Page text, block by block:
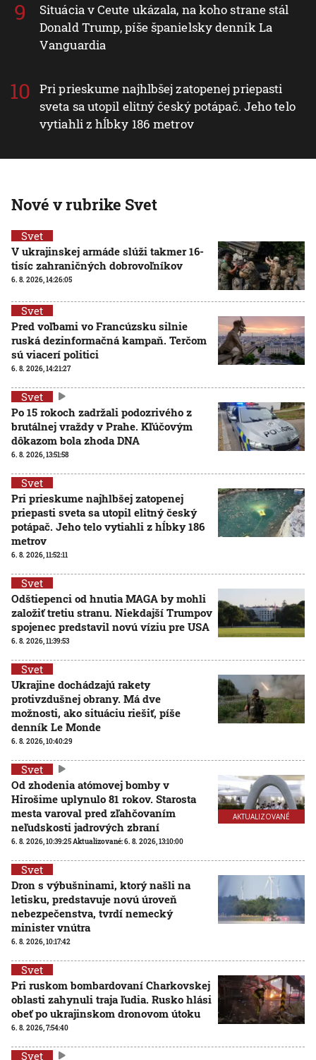
Situácia v Ceute ukázala, na koho strane stál
Donald Trump, píše španielsky denník La
Vanguardia
Pri prieskume najhlbšej zatopenej priepasti
sveta sa utopil elitný český potápač. Jeho telo
vytiahli z hĺbky 186 metrov
Nové v rubrike Svet
Svet
V ukrajinskej armáde slúži takmer 16-
tisíc zahraničných dobrovoľníkov
6. 8. 2026, 14:26:05
Svet
Pred voľbami vo Francúzsku silnie
ruská dezinformačná kampaň. Terčom
sú viacerí politici
6. 8. 2026, 14:21:27
Svet
Po 15 rokoch zadržali podozrivého z
brutálnej vraždy v Prahe. Kľúčovým
dôkazom bola zhoda DNA
6. 8. 2026, 13:51:58
Svet
Pri prieskume najhlbšej zatopenej
priepasti sveta sa utopil elitný český
potápač. Jeho telo vytiahli z hĺbky 186
metrov
6. 8. 2026, 11:52:11
Svet
Odštiepenci od hnutia MAGA by mohli
založiť tretiu stranu. Niekdajší Trumpov
spojenec predstavil novú víziu pre USA
6. 8. 2026, 11:39:53
Svet
Ukrajine dochádzajú rakety
protivzdušnej obrany. Má dve
možnosti, ako situáciu riešiť, píše
denník Le Monde
6. 8. 2026, 10:40:29
AKTUALIZOVANÉ
Svet
Od zhodenia atómovej bomby v
Hirošime uplynulo 81 rokov. Starosta
mesta varoval pred zľahčovaním
neľudskosti jadrových zbraní
6. 8. 2026, 10:39:25 Aktualizované:6. 8. 2026, 13:10:00
Svet
Dron s výbušninami, ktorý našli na
letisku, predstavuje novú úroveň
nebezpečenstva, tvrdí nemecký
minister vnútra
6. 8. 2026, 10:17:42
Svet
Pri ruskom bombardovaní Charkovskej
oblasti zahynuli traja ľudia. Rusko hlási
obeť po ukrajinskom dronovom útoku
6. 8. 2026, 7:54:40
Svet